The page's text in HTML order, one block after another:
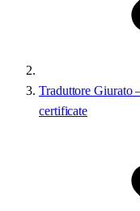
Traduttore Giurato
certificate